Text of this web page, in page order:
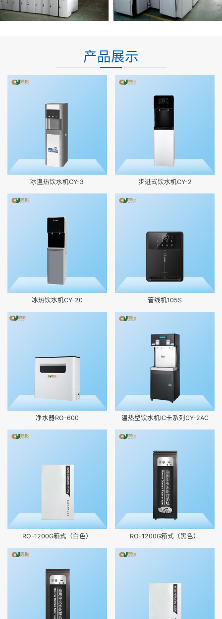
产品展示
冰温热饮水机CY-3 步进式饮水机CY-2
冰热饮水机CY-20 管线机105S
净水器RO-600 温热型饮水机IC卡系列CY-2AC
RO-1200G箱式（白色） RO-1200G箱式（黑色）